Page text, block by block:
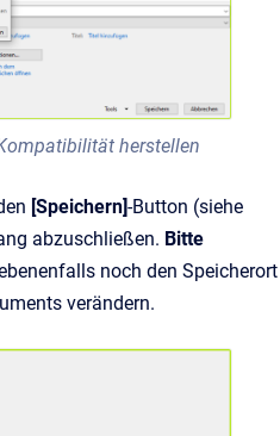
herstellen
[Speichern]-Button (siehe
abzuschließen. Bitte
noch den Speicherort
verändern.